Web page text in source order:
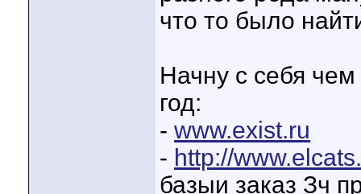
что то было
Начну с себя
год:
- www.exist.ru
- http://
базыи заказ Зч